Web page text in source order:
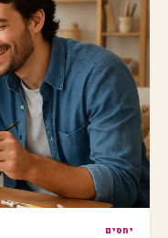
יחסים